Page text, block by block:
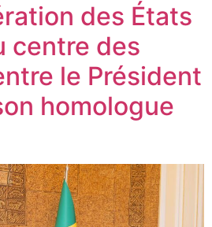
des États
centre des
le Président
homologue